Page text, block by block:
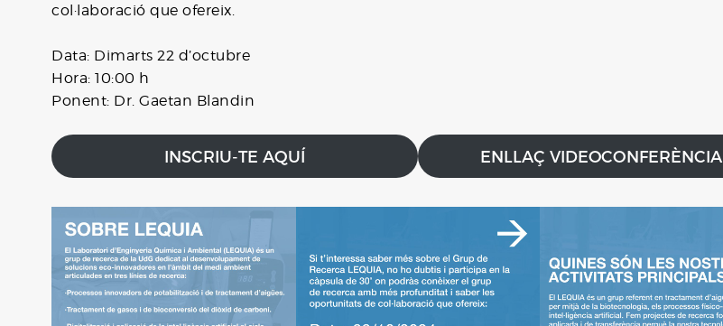
col·laboració que ofereix.
Data: Dimarts 22 d’octubre
Hora: 10:00 h
Ponent: Dr. Gaetan Blandin
INSCRIU-TE AQUÍ ENLLAÇ VIDEOCONFERÈNCIA